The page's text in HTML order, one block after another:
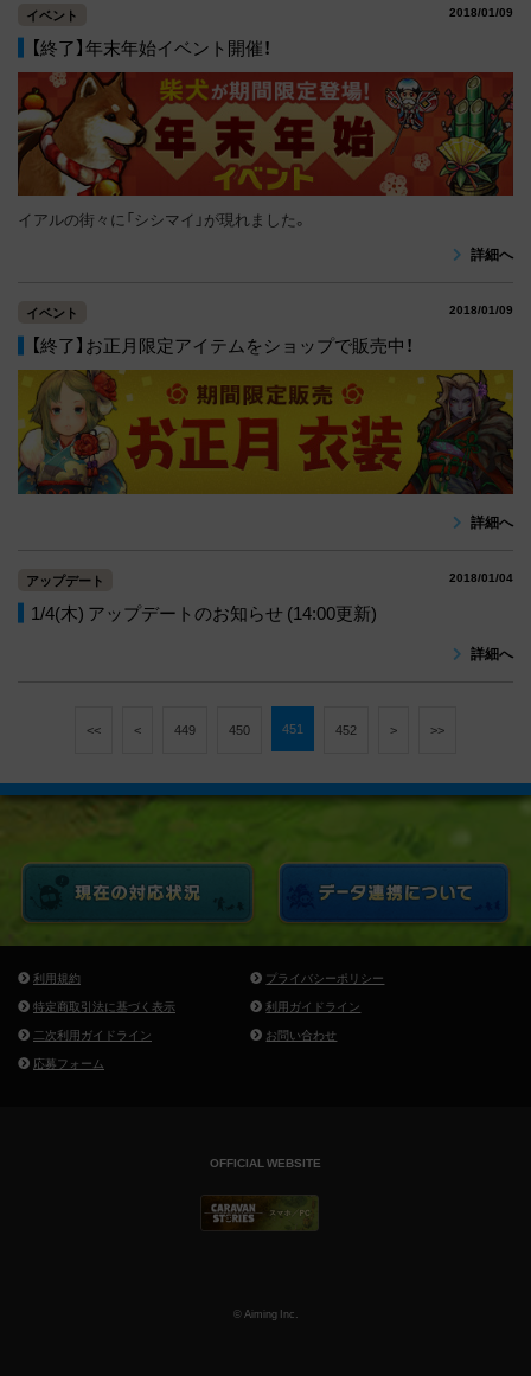
イベント 2018/01/09
【終了】年末年始イベント開催！
イアルの街々に「シシマイ」が現れました。
詳細へ
イベント 2018/01/09
【終了】お正月限定アイテムをショップで販売中！
詳細へ
アップデート 2018/01/04
1/4(木) アップデートのお知らせ (14:00更新)
詳細へ
<< < 449 450 451 452 > >>
利用規約
プライバシーポリシー
特定商取引法に基づく表示
利用ガイドライン
二次利用ガイドライン
お問い合わせ
応募フォーム
OFFICIAL WEBSITE
© Aiming Inc.